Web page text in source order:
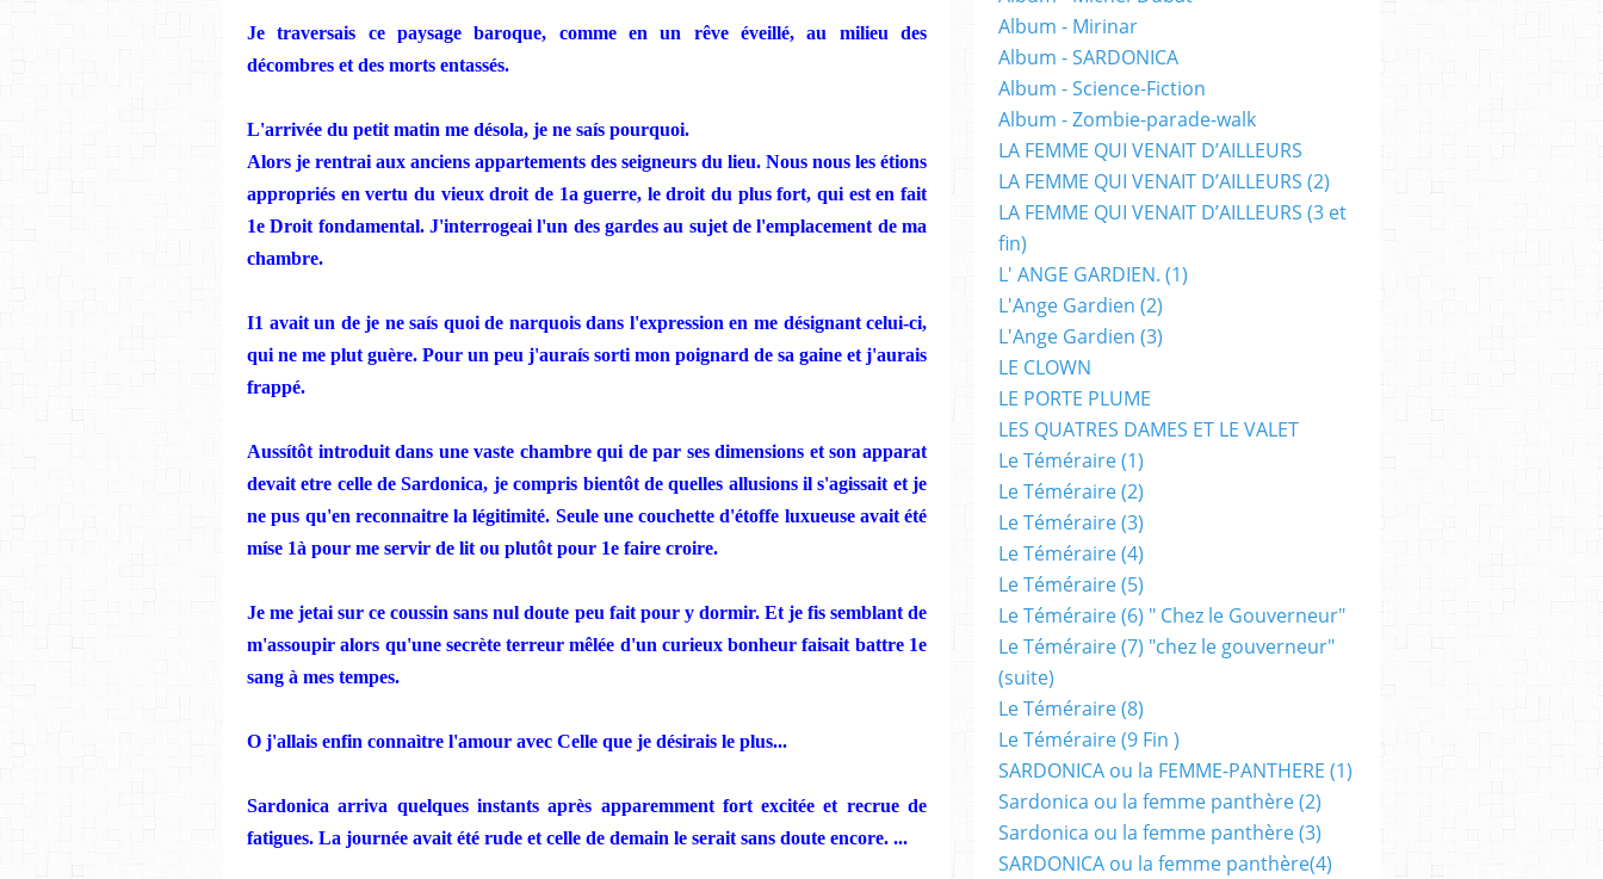
Je traversais ce paysage baroque, comme en un rêve éveillé, au milieu des
décombres et des morts entassés.
L'arrivée du petit matin me désola, je ne saís pourquoi.
Alors je rentrai aux anciens appartements des seigneurs du lieu. Nous nous les étions
appropriés en vertu du vieux droit de 1a guerre, le droit du plus fort, qui est en fait
1e Droit fondamental. J'interrogeai l'un des gardes au sujet de l'emplacement de ma
chambre.
I1 avait un de je ne saís quoi de narquois dans l'expression en me désignant celui-ci,
qui ne me plut guère. Pour un peu j'auraís sorti mon poignard de sa gaine et j'aurais
frappé.
Aussítôt introduit dans une vaste chambre qui de par ses dimensions et son apparat
devait etre celle de Sardonica, je compris bientôt de quelles allusions il s'agissait et je
ne pus qu'en reconnaitre la légitimité. Seule une couchette d'étoffe luxueuse avait été
míse 1à pour me servir de lit ou plutôt pour 1e faire croire.
Je me jetai sur се coussin sans nul doute peu fait pour y dormir. Et je fis semblant de
m'assoupir alors qu'une secrète terreur mêlée d'un curieux bonheur faisait battre 1e
sang à mes tempes.
O j'allais enfin connaìtre l'amour avec Celle que je désirais le plus...
Sardonica arriva quelques instants après apparemment fort excitée et recrue de
fatigues. La journée avait été rude et celle de demain le serait sans doute encore. ...
Album - Mirinar
Album - SARDONICA
Album - Science-Fiction
Album - Zombie-parade-walk
LA FEMME QUI VENAIT D’AILLEURS
LA FEMME QUI VENAIT D’AILLEURS (2)
LA FEMME QUI VENAIT D’AILLEURS (3 et
fin)
L' ANGE GARDIEN. (1)
L'Ange Gardien (2)
L'Ange Gardien (3)
LE CLOWN
LE PORTE PLUME
LES QUATRES DAMES ET LE VALET
Le Téméraire (1)
Le Téméraire (2)
Le Téméraire (3)
Le Téméraire (4)
Le Téméraire (5)
Le Téméraire (6) " Chez le Gouverneur"
Le Téméraire (7) "chez le gouverneur"
(suite)
Le Téméraire (8)
Le Téméraire (9 Fin )
SARDONICA ou la FEMME-PANTHERE (1)
Sardonica ou la femme panthère (2)
Sardonica ou la femme panthère (3)
SARDONICA ou la femme panthère(4)